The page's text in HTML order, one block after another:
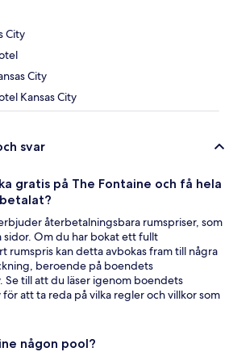
City
City
Kansas City
svar
gratis på The Fontaine och få hela
återbetalningsbara rumspriser, som
sidor. Om du har bokat ett fullt
rumspris kan detta avbokas fram till några
beroende på boendets
Se till att du läser igenom boendets
att ta reda på vilka regler och villkor som
någon pool?